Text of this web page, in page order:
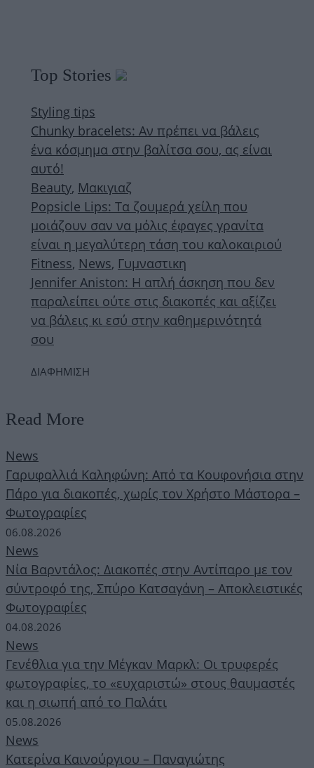
Top Stories
Styling tips
Chunky bracelets: Αν πρέπει να βάλεις
ένα κόσμημα στην βαλίτσα σου, ας είναι
αυτό!
Beauty, Μακιγιαζ
Popsicle Lips: Τα ζουμερά χείλη που
μοιάζουν σαν να μόλις έφαγες γρανίτα
είναι η μεγαλύτερη τάση του καλοκαιριού
Fitness, News, Γυμναστικη
Jennifer Aniston: Η απλή άσκηση που δεν
παραλείπει ούτε στις διακοπές και αξίζει
να βάλεις κι εσύ στην καθημερινότητά
σου
ΔΙΑΦΗΜΙΣΗ
Read More
News
Γαρυφαλλιά Καληφώνη: Από τα Κουφονήσια στην
Πάρο για διακοπές, χωρίς τον Χρήστο Μάστορα –
Φωτογραφίες
06.08.2026
News
Νία Βαρντάλος: Διακοπές στην Αντίπαρο με τον
σύντροφό της, Σπύρο Κατσαγάνη – Αποκλειστικές
Φωτογραφίες
04.08.2026
News
Γενέθλια για την Μέγκαν Μαρκλ: Οι τρυφερές
φωτογραφίες, το «ευχαριστώ» στους θαυμαστές
και η σιωπή από το Παλάτι
05.08.2026
News
Κατερίνα Καινούργιου – Παναγιώτης